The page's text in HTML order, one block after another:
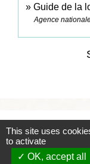
Guide de la
Agence
Contacts
Commune de
This site uses
to activate
OK, accept all